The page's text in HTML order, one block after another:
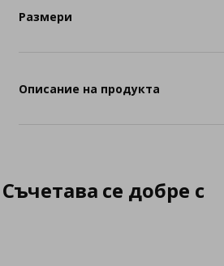
Размери
Описание на продукта
Съчетава се добре с